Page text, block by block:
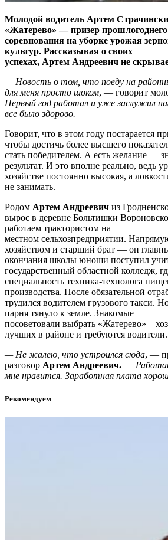
Молодой водитель Артем
«Жатерево» — призер
соревнования на уборке урожая
культур. Рассказывая о своих
успехах, Артем Андреевич не
— Новость о том, что поеду на
для меня просто шоком, — говорит
Первый год работал и уже заслужил
все было здорово.
Говорит, что в этом году постарается
чтобы достичь более высшего
стать победителем. А есть желание —
результат. И это вполне реально, ведь
хозяйстве постоянно высокая, а
не занимать.
Родом Артем Андреевич из
вырос в деревне Больтишки
работаем трактористом на
местном сельхозпредприятии.
хозяйством и старший брат — он
окончания школы юноши поступил
государственный областной колледж,
специальность техника-технолога
производства. После обязательной
трудился водителем грузового такси.
парня тянуло к земле. Знакомые
посоветовали выбрать «Жатерево» –
лучших в районе и требуются водители.
— Не жалею, что устроился сюда, —
разговор Артем Андреевич. —
мне нравится. Заработная плата
Рекомендуем